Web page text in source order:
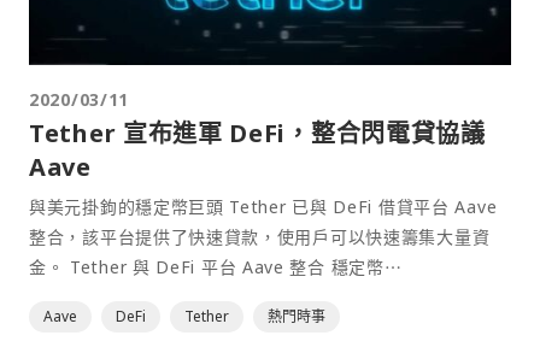
2020/03/11
Tether 宣布進軍 DeFi，整合閃電貸協議
Aave
與美元掛鉤的穩定幣巨頭 Tether 已與 DeFi 借貸平台 Aave
整合，該平台提供了快速貸款，使用戶可以快速籌集大量資
金。 Tether 與 DeFi 平台 Aave 整合 穩定幣⋯
Aave DeFi Tether 熱門時事